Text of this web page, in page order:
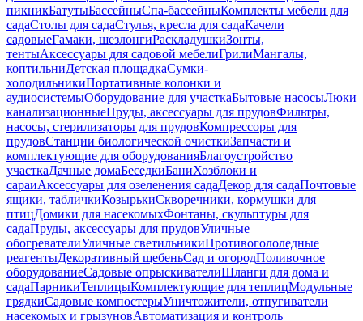
пикникБатутыБассейныСпа-бассейныКомплекты мебели для
садаСтолы для садаСтулья, кресла для садаКачели
садовыеГамаки, шезлонгиРаскладушкиЗонты,
тентыАксессуары для садовой мебелиГрилиМангалы,
коптильниДетская площадкаСумки-
холодильникиПортативные колонки и
аудиосистемыОборудование для участкаБытовые насосыЛюки
канализационныеПруды, аксессуары для прудовФильтры,
насосы, стерилизаторы для прудовКомпрессоры для
прудовСтанции биологической очисткиЗапчасти и
комплектующие для оборудованияБлагоустройство
участкаДачные домаБеседкиБаниХозблоки и
сараиАксессуары для озеленения садаДекор для садаПочтовые
ящики, табличкиКозырькиСкворечники, кормушки для
птицДомики для насекомыхФонтаны, скульптуры для
садаПруды, аксессуары для прудовУличные
обогревателиУличные светильникиПротивогололедные
реагентыДекоративный щебеньСад и огородПоливочное
оборудованиеСадовые опрыскивателиШланги для дома и
садаПарникиТеплицыКомплектующие для теплицМодульные
грядкиСадовые компостерыУничтожители, отпугиватели
насекомых и грызуновАвтоматизация и контроль